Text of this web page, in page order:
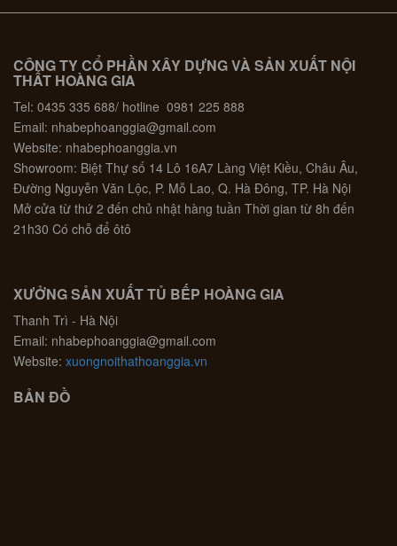
CÔNG TY CỔ PHẦN XÂY DỰNG VÀ SẢN XUẤT NỘI
THẤT HOÀNG GIA
Tel: 0435 335 688/ hotline 0981 225 888
Email: nhabephoanggia@gmail.com
Website: nhabephoanggia.vn
Showroom: Biệt Thự số 14 Lô 16A7 Làng Việt Kiều, Châu Âu,
Đường Nguyễn Văn Lộc, P. Mỗ Lao, Q. Hà Đông, TP. Hà Nội
Mở cửa từ thứ 2 đến chủ nhật hàng tuần Thời gian từ 8h đến
21h30 Có chỗ để ôtô
XƯỞNG SẢN XUẤT TỦ BẾP HOÀNG GIA
Thanh Trì - Hà Nội
Email: nhabephoanggia@gmail.com
Website: xuongnoithathoanggia.vn
BẢN ĐỒ